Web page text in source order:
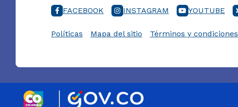
FACEBOOK INSTAGRAM YOUTUBE
Políticas Mapa del sitio Términos y condiciones